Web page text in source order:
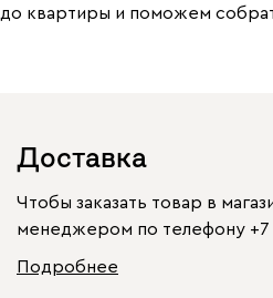
до квартиры и поможем
Доставка
Чтобы заказать товар в
менеджером по телефону
Подробнее